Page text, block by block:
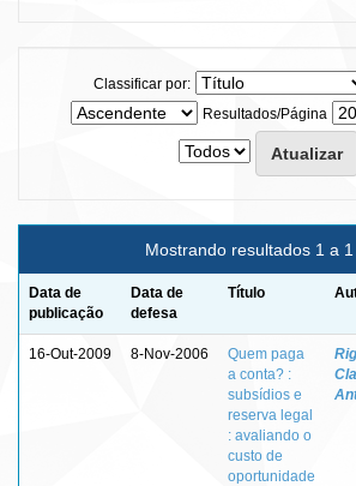
Classificar por:
Resultados/Página
Mostrando resultados 1 a 1
Data de
publicação
Data de
defesa
Título
16-Out-2009 8-Nov-2006
Quem paga
a conta? :
subsídios e
reserva legal
: avaliando o
custo de
oportunidade